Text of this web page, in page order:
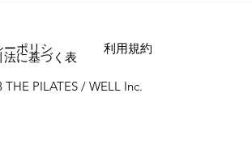
PILATES / WELL Inc.
ーポリシ
利用規約
法に基づく表